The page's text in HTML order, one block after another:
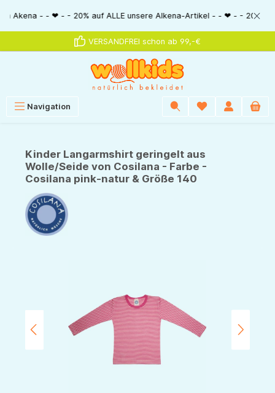
springen
- - ❤ - - 20% auf ALLE unsere Alkena-Artikel - - ❤ - - 20% NUR
VERSANDFREI schon ab 99,-€
Navigation
Kinder Langarmshirt geringelt aus
Wolle/Seide von Cosilana - Farbe -
Cosilana pink-natur & Größe 140